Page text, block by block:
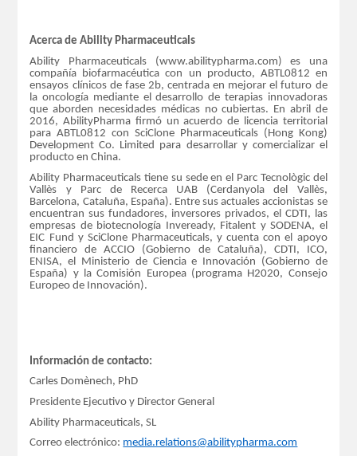
Acerca de Ability Pharmaceuticals
Ability Pharmaceuticals (www.abilitypharma.com) es una
compañía biofarmacéutica con un producto, ABTL0812 en
ensayos clínicos de fase 2b, centrada en mejorar el futuro de
la oncología mediante el desarrollo de terapias innovadoras
que aborden necesidades médicas no cubiertas. En abril de
2016, AbilityPharma firmó un acuerdo de licencia territorial
para ABTL0812 con SciClone Pharmaceuticals (Hong Kong)
Development Co. Limited para desarrollar y comercializar el
producto en China.
Ability Pharmaceuticals tiene su sede en el Parc Tecnològic del
Vallès y Parc de Recerca UAB (Cerdanyola del Vallès,
Barcelona, Cataluña, España). Entre sus actuales accionistas se
encuentran sus fundadores, inversores privados, el CDTI, las
empresas de biotecnología Inveready, Fitalent y SODENA, el
EIC Fund y SciClone Pharmaceuticals, y cuenta con el apoyo
financiero de ACCIO (Gobierno de Cataluña), CDTI, ICO,
ENISA, el Ministerio de Ciencia e Innovación (Gobierno de
España) y la Comisión Europea (programa H2020, Consejo
Europeo de Innovación).
Información de contacto:
Carles Domènech, PhD
Presidente Ejecutivo y Director General
Ability Pharmaceuticals, SL
Correo electrónico: media.relations@abilitypharma.com